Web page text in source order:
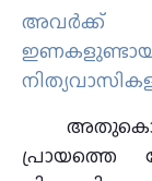
അവര്‍ക്ക്
പ്രായത്തെ